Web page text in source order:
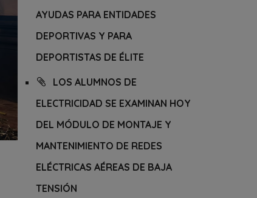
AYUDAS PARA ENTIDADES
DEPORTIVAS Y PARA
DEPORTISTAS DE ÉLITE
LOS ALUMNOS DE
ELECTRICIDAD SE EXAMINAN HOY
DEL MÓDULO DE MONTAJE Y
MANTENIMIENTO DE REDES
ELÉCTRICAS AÉREAS DE BAJA
TENSIÓN